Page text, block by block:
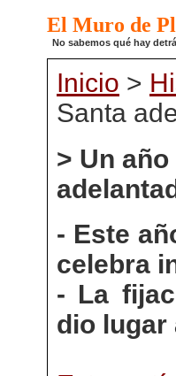
El Muro de
No sabemos qué hay
Inicio >
Santa
> Un
- Este
celebra
- La
dio lugar